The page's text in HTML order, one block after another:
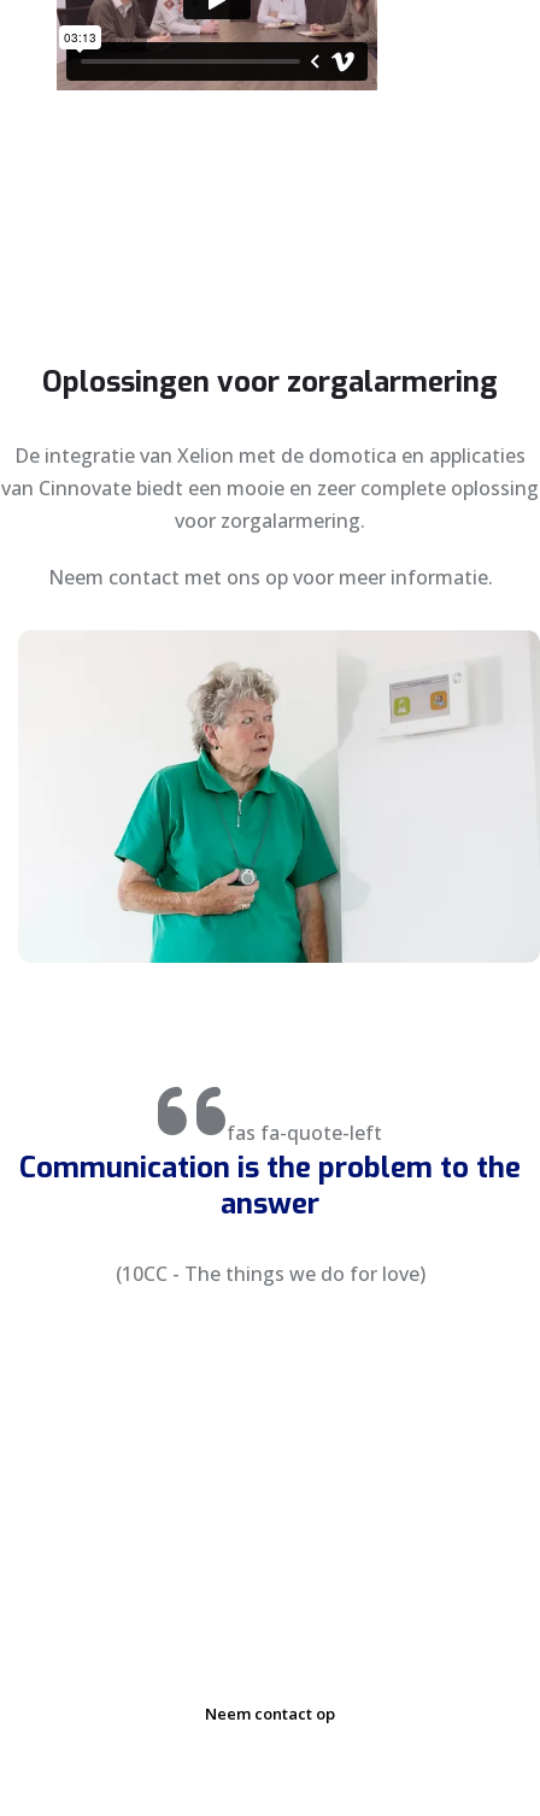
Oplossingen voor zorgalarmering
De integratie van Xelion met de domotica en applicaties
van Cinnovate biedt een mooie en zeer complete oplossing
voor zorgalarmering.
Neem contact met ons op voor meer informatie.
fas fa-quote-left
Communication is the problem to the
answer
(10CC - The things we do for love)
Neem contact op